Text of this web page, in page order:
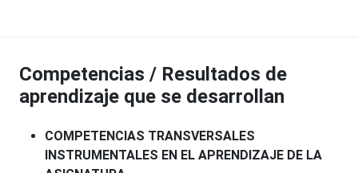
Competencias / Resultados de
aprendizaje que se desarrollan
COMPETENCIAS TRANSVERSALES
INSTRUMENTALES EN EL APRENDIZAJE DE LA